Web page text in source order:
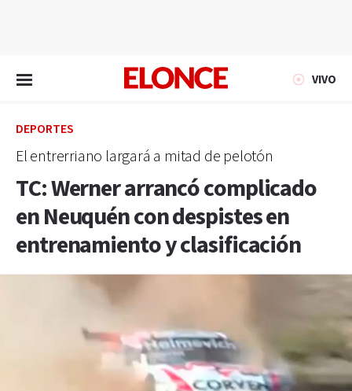
VIVO
DEPORTES
El entrerriano largará a mitad de pelotón
TC: Werner arrancó complicado
en Neuquén con despistes en
entrenamiento y clasificación